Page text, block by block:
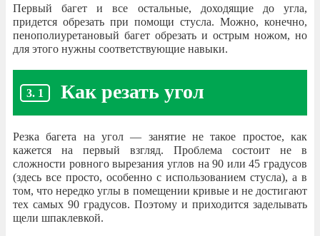
Первый багет и все остальные, доходящие до угла,
придется обрезать при помощи стусла. Можно, конечно,
пенополиуретановый багет обрезать и острым ножом, но
для этого нужны соответствующие навыки.
Как резать угол
Резка багета на угол — занятие не такое простое, как
кажется на первый взгляд. Проблема состоит не в
сложности ровного вырезания углов на 90 или 45 градусов
(здесь все просто, особенно с использованием стусла), а в
том, что нередко углы в помещении кривые и не достигают
тех самых 90 градусов. Поэтому и приходится заделывать
щели шпаклевкой.